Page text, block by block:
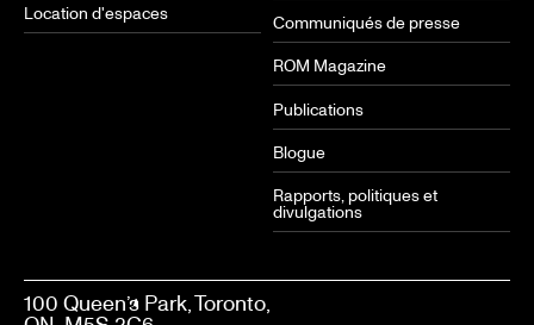
Location d'espaces Communiqués de presse
ROM Magazine
Publications
Blogue
Rapports, politiques et
divulgations
100 Queen’s Park, Toronto,